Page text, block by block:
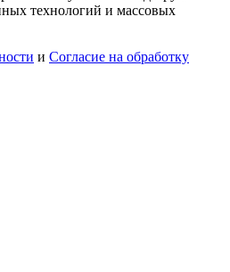
технологий и массовых
и Согласие на обработку